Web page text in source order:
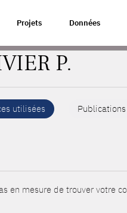
Projets Données
P.
utilisées Publications
en mesure de trouver votre